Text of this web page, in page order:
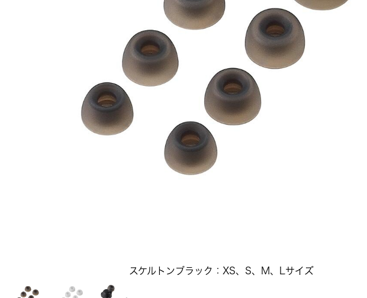
スケルトンブラック：XS、S、M、Lサイズ